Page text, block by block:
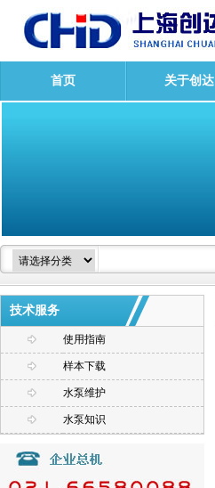
首页 关于创达
技术服务
使用指南
样本下载
水泵维护
水泵知识